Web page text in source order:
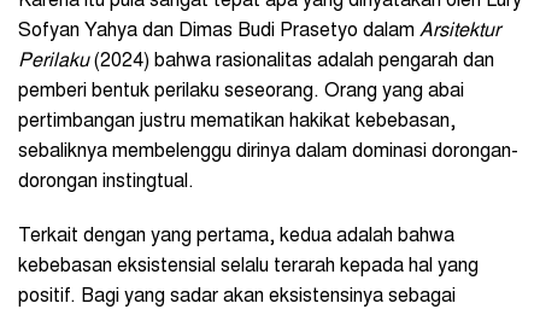
Sofyan Yahya dan Dimas Budi Prasetyo dalam Arsitektur
Perilaku(2024) bahwa rasionalitas adalah pengarah dan
pemberi bentuk perilaku seseorang. Orang yang abai
pertimbangan justru mematikan hakikat kebebasan,
sebaliknya membelenggu dirinya dalam dominasi dorongan-
dorongan instingtual.
Terkait dengan yang pertama, kedua adalah bahwa
kebebasan eksistensial selalu terarah kepada hal yang
positif. Bagi yang sadar akan eksistensinya sebagai